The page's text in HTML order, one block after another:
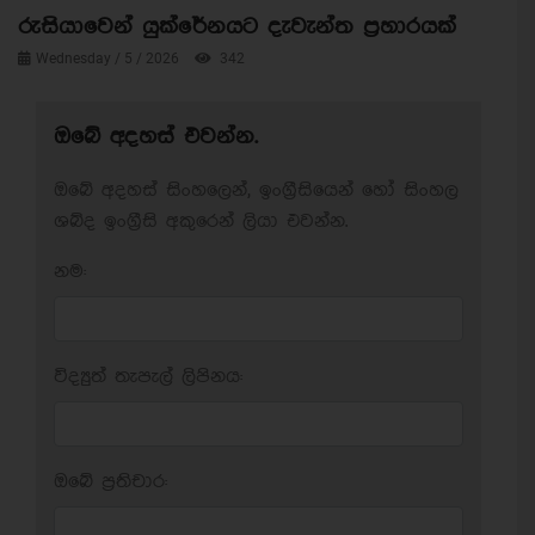
රුසියාවෙන් යුක්රේනයට දැවැන්ත ප්‍රහාරයක්
Wednesday / 5 / 2026 342
ඔබේ අදහස් එවන්න.